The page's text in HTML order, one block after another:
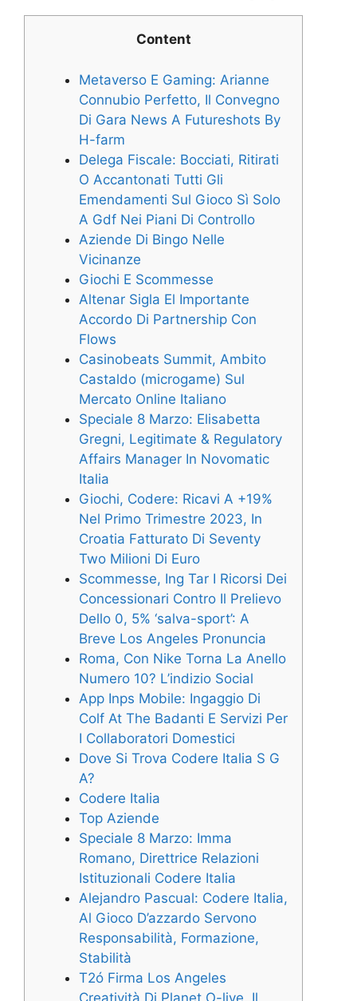
Content
Metaverso E Gaming: Arianne
Connubio Perfetto, Il Convegno
Di Gara News A Futureshots By
H-farm
Delega Fiscale: Bocciati, Ritirati
O Accantonati Tutti Gli
Emendamenti Sul Gioco Sì Solo
A Gdf Nei Piani Di Controllo
Aziende Di Bingo Nelle
Vicinanze
Giochi E Scommesse
Altenar Sigla El Importante
Accordo Di Partnership Con
Flows
Casinobeats Summit, Ambito
Castaldo (microgame) Sul
Mercato Online Italiano
Speciale 8 Marzo: Elisabetta
Gregni, Legitimate & Regulatory
Affairs Manager In Novomatic
Italia
Giochi, Codere: Ricavi A +19%
Nel Primo Trimestre 2023, In
Croatia Fatturato Di Seventy
Two Milioni Di Euro
Scommesse, Ing Tar I Ricorsi Dei
Concessionari Contro Il Prelievo
Dello 0, 5% ‘salva-sport’: A
Breve Los Angeles Pronuncia
Roma, Con Nike Torna La Anello
Numero 10? L’indizio Social
App Inps Mobile: Ingaggio Di
Colf At The Badanti E Servizi Per
I Collaboratori Domestici
Dove Si Trova Codere Italia S G
A?
Codere Italia
Top Aziende
Speciale 8 Marzo: Imma
Romano, Direttrice Relazioni
Istituzionali Codere Italia
Alejandro Pascual: Codere Italia,
Al Gioco D’azzardo Servono
Responsabilità, Formazione,
Stabilità
T2ó Firma Los Angeles
Creatività Di Planet O-live, Il